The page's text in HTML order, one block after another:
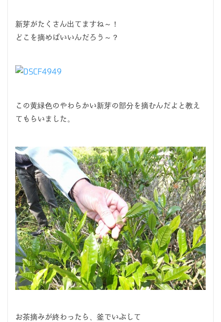
新芽がたくさん出てますね～！
どこを摘めばいいんだろう～？
この黄緑色のやわらかい新芽の部分を摘むんだよと教え
てもらいました。
お茶摘みが終わったら、釜でいぶして